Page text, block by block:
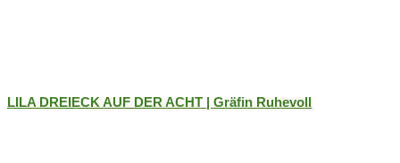
LILA DREIECK AUF DER ACHT | Gräfin Ruhevoll